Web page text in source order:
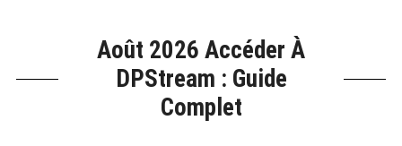
Août 2026 Accéder À
DPStream : Guide
Complet